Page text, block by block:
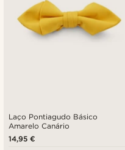
Laço Pontiagudo Básico
Amarelo Canário
14,95 €